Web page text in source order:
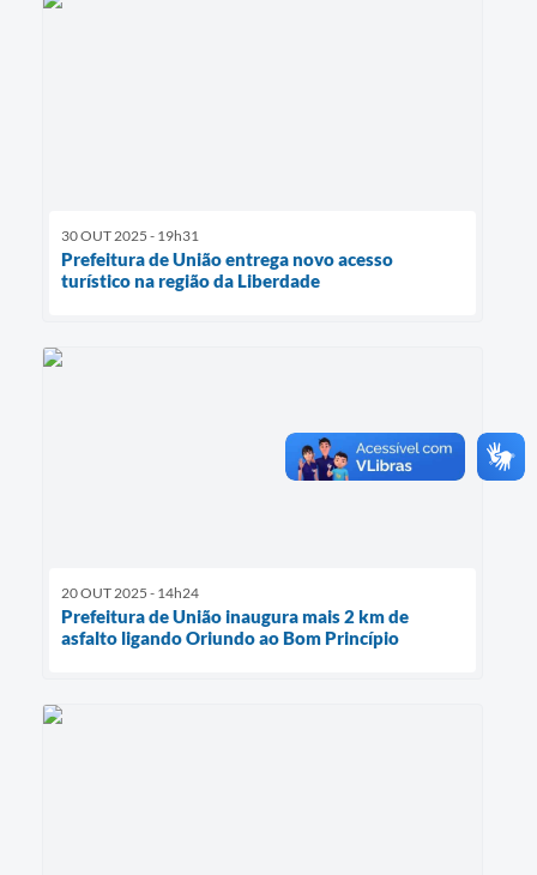
30 OUT 2025 - 19h31
Prefeitura de União entrega novo acesso
turístico na região da Liberdade
20 OUT 2025 - 14h24
Prefeitura de União inaugura mais 2 km de
asfalto ligando Oriundo ao Bom Princípio